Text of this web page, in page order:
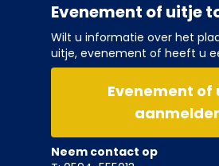
Evenement of uitje
Wilt u informatie over het
uitje, evenement of heeft u
Evenement of
Neem contact op